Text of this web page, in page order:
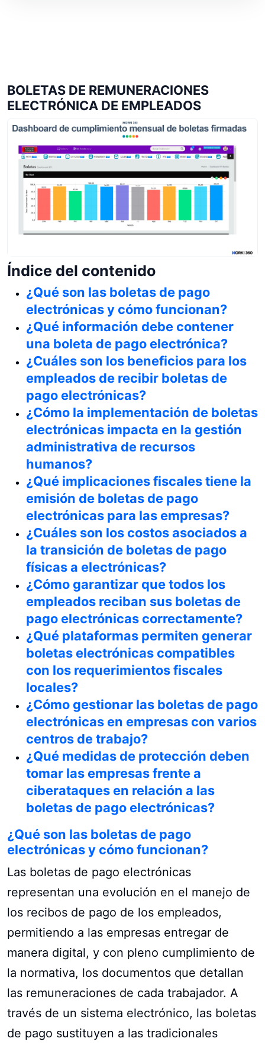
BOLETAS DE REMUNERACIONES
ELECTRÓNICA DE EMPLEADOS
Índice del contenido
¿Qué son las boletas de pago
electrónicas y cómo funcionan?
¿Qué información debe contener
una boleta de pago electrónica?
¿Cuáles son los beneficios para los
empleados de recibir boletas de
pago electrónicas?
¿Cómo la implementación de boletas
electrónicas impacta en la gestión
administrativa de recursos
humanos?
¿Qué implicaciones fiscales tiene la
emisión de boletas de pago
electrónicas para las empresas?
¿Cuáles son los costos asociados a
la transición de boletas de pago
físicas a electrónicas?
¿Cómo garantizar que todos los
empleados reciban sus boletas de
pago electrónicas correctamente?
¿Qué plataformas permiten generar
boletas electrónicas compatibles
con los requerimientos fiscales
locales?
¿Cómo gestionar las boletas de pago
electrónicas en empresas con varios
centros de trabajo?
¿Qué medidas de protección deben
tomar las empresas frente a
ciberataques en relación a las
boletas de pago electrónicas?
¿Qué son las boletas de pago
electrónicas y cómo funcionan?
Las boletas de pago electrónicas
representan una evolución en el manejo de
los recibos de pago de los empleados,
permitiendo a las empresas entregar de
manera digital, y con pleno cumplimiento de
la normativa, los documentos que detallan
las remuneraciones de cada trabajador. A
través de un sistema electrónico, las boletas
de pago sustituyen a las tradicionales